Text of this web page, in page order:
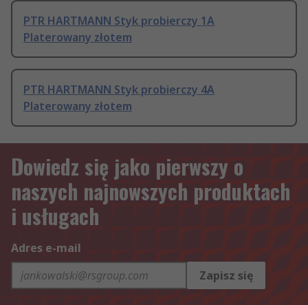
PTR HARTMANN Styk probierczy 1A
Platerowany złotem
PTR HARTMANN Styk probierczy 4A
Platerowany złotem
Dowiedz się jako pierwszy o
naszych najnowszych produktach
i usługach
Adres e-mail
Zapisz się